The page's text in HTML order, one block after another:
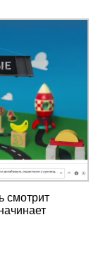
смотрит